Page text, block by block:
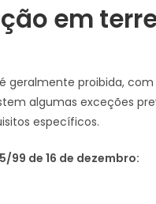
em
proibida,
algumas exceções
específicos.
99 de 16 de dezembro: